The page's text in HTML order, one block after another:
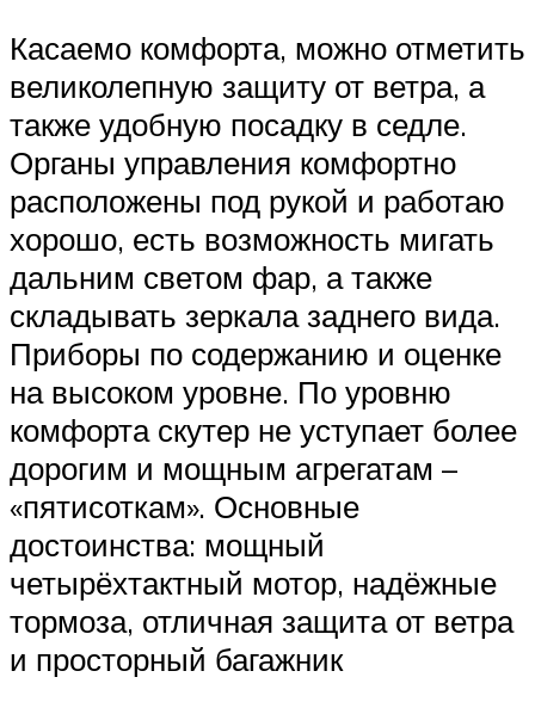
Касаемо комфорта, можно отметить
великолепную защиту от ветра, а
также удобную посадку в седле.
Органы управления комфортно
расположены под рукой и работаю
хорошо, есть возможность мигать
дальним светом фар, а также
складывать зеркала заднего вида.
Приборы по содержанию и оценке
на высоком уровне. По уровню
комфорта скутер не уступает более
дорогим и мощным агрегатам –
«пятисоткам». Основные
достоинства: мощный
четырёхтактный мотор, надёжные
тормоза, отличная защита от ветра
и просторный багажник